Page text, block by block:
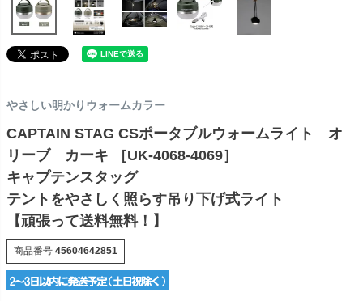
やさしい明かりウォームカラー
CAPTAIN STAG CSポータブルウォームライト オ
リーブ カーキ ［UK-4068-4069］
キャプテンスタッグ
テントをやさしく照らす吊り下げ式ライト
【頑張って送料無料！】
商品番号 45604642851